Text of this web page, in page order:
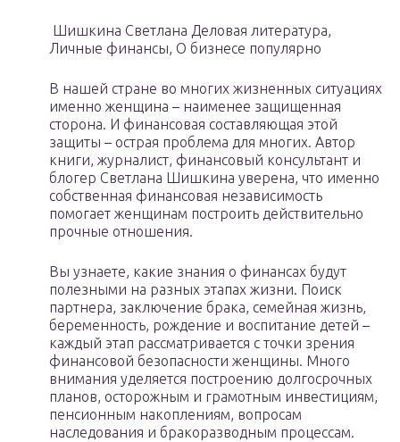
Шишкина Светлана Деловая литература,
Личные финансы, О бизнесе популярно
В нашей стране во многих жизненных ситуациях
именно женщина – наименее защищенная
сторона. И финансовая составляющая этой
защиты – острая проблема для многих. Автор
книги, журналист, финансовый консультант и
блогер Светлана Шишкина уверена, что именно
собственная финансовая независимость
помогает женщинам построить действительно
прочные отношения.
Вы узнаете, какие знания о финансах будут
полезными на разных этапах жизни. Поиск
партнера, заключение брака, семейная жизнь,
беременность, рождение и воспитание детей –
каждый этап рассматривается с точки зрения
финансовой безопасности женщины. Много
внимания уделяется построению долгосрочных
планов, осторожным и грамотным инвестициям,
пенсионным накоплениям, вопросам
наследования и бракоразводным процессам.